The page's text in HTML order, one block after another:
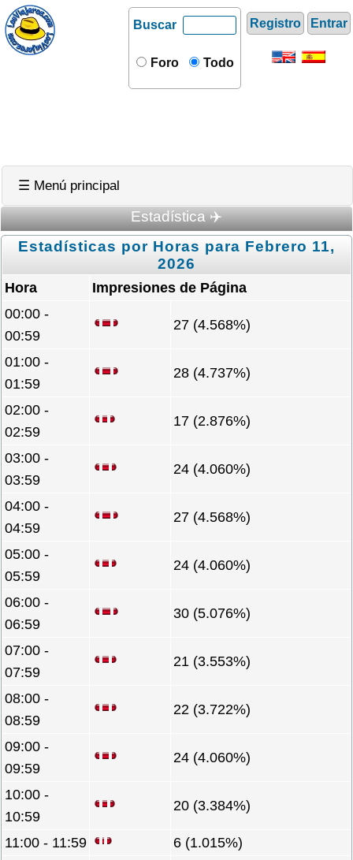
Registro Entrar
Buscar
Foro Todo
☰ Menú principal
Estadística ✈️
Estadísticas por Horas para Febrero 11,
2026
Hora
Impresiones de Página
00:00 -
00:59
27 (4.568%)
01:00 -
01:59
28 (4.737%)
02:00 -
02:59
17 (2.876%)
03:00 -
03:59
24 (4.060%)
04:00 -
04:59
27 (4.568%)
05:00 -
05:59
24 (4.060%)
06:00 -
06:59
30 (5.076%)
07:00 -
07:59
21 (3.553%)
08:00 -
08:59
22 (3.722%)
09:00 -
09:59
24 (4.060%)
10:00 -
10:59
20 (3.384%)
11:00 - 11:59
6 (1.015%)